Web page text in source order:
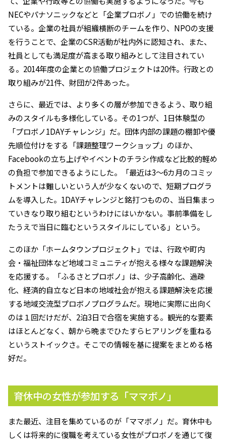
NECやパナソニックなどと「企業プロボノ」での協働を続け
ている。企業の社員が組織横断のチームを作り、NPOの支援
を行うことで、企業のCSR活動が社内外に認知され、また、
社員としても満足度が高まる取り組みとして注目されてい
る。2014年度の企業との協働プロジェクトは20件。行政との
取り組みが21件、財団が2件あった。
さらに、最近では、より多くの層が参加できるよう、取り組
みのスタイルも多様化している。その1つが、1日体験型の
「プロボノ1DAYチャレンジ」だ。団体内部の課題の棚卸や優
先順位付けをする「課題整理ワークショップ」のほか、
Facebookの立ち上げやイベントのチラシ作成など比較的軽め
の負担で参加できるようにした。「最近は3〜6カ月のコミッ
トメントは難しいという人が少なくないので、短期プログラ
ムを導入した。1DAYチャレンジと銘打つものの、当日集まっ
ていきなり取り組むというわけにはいかない。事前準備をし
たうえで当日に臨むというスタイルにしている」という。
このほか「ホームタウンプロジェクト」では、行政や町内
会・福祉団体など地域コミュニティが抱える様々な課題解決
を応援する。「ふるさとプロボノ」は、少子高齢化、過疎
化、経済的自立など日本の地域社会が抱える課題解決を応援
する地域交流型プロボノプログラムだ。現地に実際に出向く
のは１回だけだが、2泊3日で合宿を実施する。観光的な要素
はほとんどなく、朝から晩までひたすらヒアリングを重ねる
というストイックさ。そこでの情報を基に提案をまとめる格
好だ。
育休中の女性が参加する「ママボノ」
また最近、注目を集めているのが「ママボノ」だ。育休中も
しくは将来的に復職を考えている女性がプロボノを通じて復